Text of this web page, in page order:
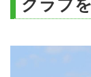
クラブ